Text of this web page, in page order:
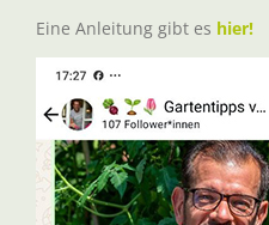
Eine Anleitung gibt es hier!